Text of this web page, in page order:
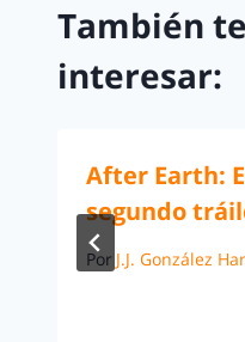
También
interesar:
After Earth:
segundo
Por J.J. González